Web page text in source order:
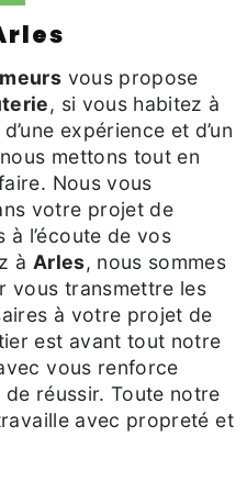
vous propose
, si vous habitez à
expérience et d’un
mettons tout en
Nous vous
votre projet de
à l’écoute de vos
à Arles, nous sommes
vous transmettre les
à votre projet de
est avant tout notre
vous renforce
réussir. Toute notre
avec propreté et